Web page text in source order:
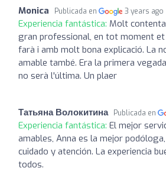
Monica Publicada en 3 years ago
Experiencia fantástica: Molt
gran professional, en tot moment
farà i amb molt bona explicació. La
amable també. Era la primera
no serà l'última. Un plaer
Татьяна Волокитина Publicada en
Experiencia fantástica: El mejor
amables, Anna es la mejor
cuidado y atención. La experiencia
todos.